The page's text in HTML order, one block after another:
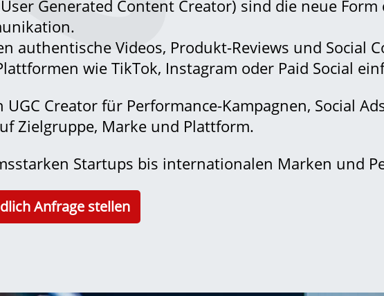
Generated Content Creator) sind die neue
authentische Videos, Produkt-Reviews und Social
wie TikTok, Instagram oder Paid Social
Creator für Performance-Kampagnen, Social
Zielgruppe, Marke und Plattform.
Startups bis internationalen Marken und
Anfrage stellen